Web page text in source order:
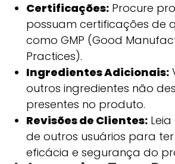
Certificações:Procure
possuam certificações de
como GMP (Good
Practices).
Ingredientes Adicionais:
outros ingredientes não
presentes no produto.
Revisões de Clientes:Leia
de outros usuários para
eficácia e segurança do